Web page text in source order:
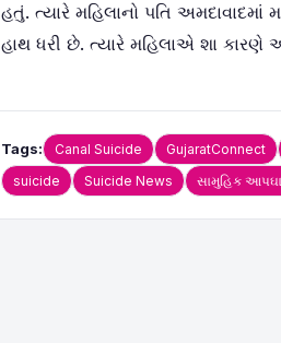
હતું. ત્યારે મહિલાનો પતિ અમદાવાદમાં
હાથ ધરી છે. ત્યારે મહિલાએ શા
Tags: Canal Suicide GujaratConnect
suicide
Suicide News સામુહિક